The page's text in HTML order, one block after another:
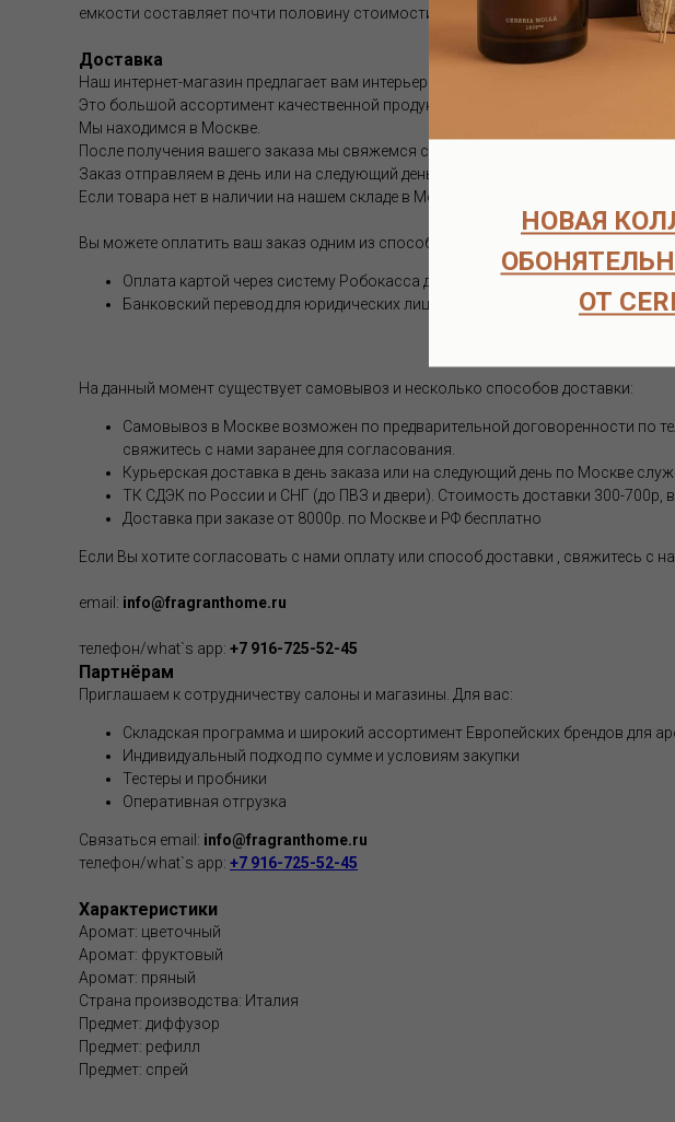
НОВАЯ
ОТ
емкости составляет почти половину стоимости диффузора, поэтому покупка
Доставка
Наш интернет-магазин предлагает вам интерьерные ароматы европейских
Это большой ассортимент качественной продукции.
Мы находимся в Москве.
После получения вашего заказа мы свяжемся с вами и согласуем детали оплаты
Заказ отправляем в день или на следующий день после оплаты.
Если товара нет в наличии на нашем складе в Москве, срок поставки составляет
Вы можете оплатить ваш заказ одним из способов (оплата возможна только
Оплата картой через систему Робокасса для физических лиц
Банковский перевод для юридических лиц
На данный момент существует самовывоз и несколько способов доставки:
Самовывоз в Москве возможен по предварительной договоренности по
свяжитесь с нами заранее для согласования.
Курьерская доставка в день заказа или на следующий день по Москве
ТК СДЭК по России и СНГ (до ПВЗ и двери). Стоимость доставки 300-700р,
Доставка при заказе от 8000р. по Москве и РФ бесплатно
Если Вы хотите согласовать с нами оплату или способ доставки , свяжитесь
email: info@fragranthome.ru
телефон/what`s app: +7 916-725-52-45
Партнёрам
Приглашаем к сотрудничеству салоны и магазины. Для вас:
Складская программа и широкий ассортимент Европейских брендов для
Индивидуальный подход по сумме и условиям закупки
Тестеры и пробники
Оперативная отгрузка
Связаться email: info@fragranthome.ru
телефон/what`s app: +7 916-725-52-45
Характеристики
Аромат: цветочный
Аромат: фруктовый
Аромат: пряный
Страна производства: Италия
Предмет: диффузор
Предмет: рефилл
Предмет: спрей